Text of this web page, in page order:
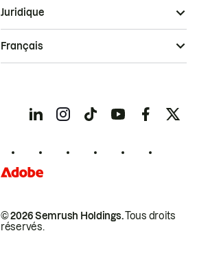
© 2026 Semrush Holdings.Tous droits
réservés.
Juridique
Français